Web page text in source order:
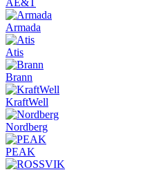
AE&T
Armada
Atis
Brann
KraftWell
Nordberg
PEAK